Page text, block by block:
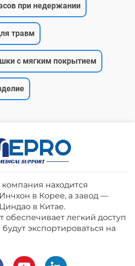
при недержании
травм
с мягким покрытием
находится
в Корее, а завод —
в Китае.
обеспечивает легкий доступ
экспортироваться на